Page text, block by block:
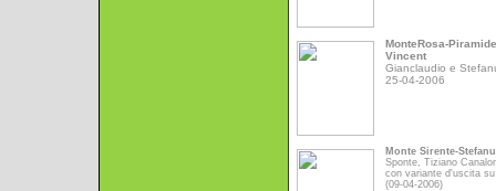
MonteRosa-Piramide
Vincent
Gianclaudio e
25-04-2006
Monte Sirente-
Sponte, Tiziano
con variante d'uscita
(09-04-2006)